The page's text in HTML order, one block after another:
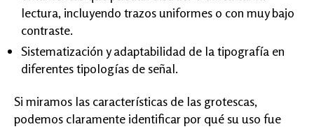
lectura, incluyendo trazos uniformes o con muy bajo
contraste.
Sistematización y adaptabilidad de la tipografía en
diferentes tipologías de señal.
Si miramos las características de las grotescas,
podemos claramente identificar por qué su uso fue